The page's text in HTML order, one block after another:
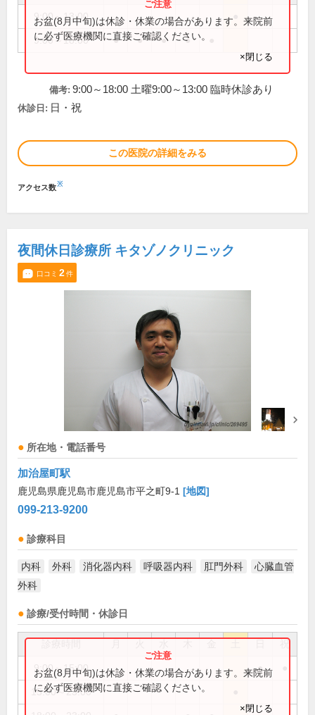
9:00～13:00
9:00～18:00 ● ● ● ●
お盆(8月中旬)は休診・休業の場合があります。来院前
に必ず医療機関に直接ご確認ください。
×閉じる
備考: 9:00～18:00 土曜9:00～13:00 臨時休診あり
休診日: 日・祝
この医院の詳細をみる
アクセス数※
夜間休日診療所 キタゾノクリニック
口コミ 2件
所在地・電話番号
加治屋町駅
鹿児島県鹿児島市鹿児島市平之町9-1 [地図]
099-213-9200
診療科目
内科 外科 消化器内科 呼吸器内科 肛門外科
心臓血管
外科
診療/受付時間・休診日
祝
9:00～15:00 ●
15:00～23:00
お盆(8月中旬)は休診・休業の場合があります。来院前
に必ず医療機関に直接ご確認ください。
×閉じる